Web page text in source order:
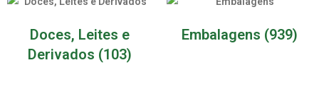
Doces, Leites e
Derivados (103)
Embalagens (939)